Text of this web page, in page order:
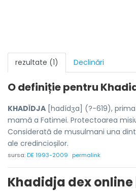
rezultate (1) Declinări
O definiție pentru
KHADῙDJA [hadídʒa] (?-619),
mamă a Fatimei. Protectoarea
Considerată de musulmani una
ale credincioșilor.
sursa:DE 1993-2009 permalink
Khadidja dex online